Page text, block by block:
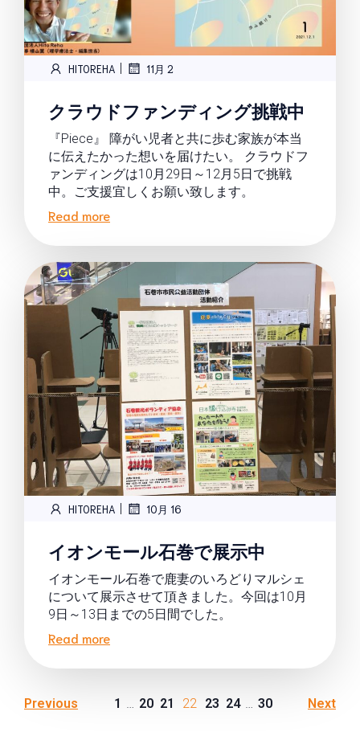
HITOREHA | 11月 2
クラウドファンディング挑戦中
『Piece』 障がい児者と共に歩む家族が本当
に伝えたかった想いを届けたい。 クラウドフ
ァンディングは10月29日～12月5日で挑戦
中。ご支援宜しくお願い致します。
Read more
HITOREHA | 10月 16
イオンモール石巻で展示中
イオンモール石巻で鹿妻のいろどりマルシェ
について展示させて頂きました。今回は10月
9日～13日までの5日間でした。
Read more
Previous 1 … 20 21 22 23 24 … 30 Next